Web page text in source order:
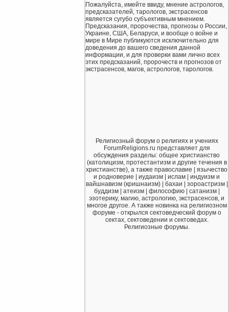
Пожалуйста, имейте ввиду, мнение астрологов,
предсказателей, тарологов, экстрасенсов
является сугубо субъективным мнением.
Предсказания, пророчества, прогнозы о России,
Украине, США, Беларуси, и вообще о войне и
мире в Мире публикуются исключительно для
доведения до вашего сведения данной
информации, и для проверки вами лично всех
этих предсказаний, пророчеств и прогнозов от
экстрасенсов, магов, астрологов, тарологов.
Религиозный форум о религиях и учениях
ForumReligions.ru представляет для
обсуждения разделы: общее христианство
(католицизм, протестантизм и другие течения в
христианстве), а также православие | язычество
и родноверие | иудаизм | ислам | индуизм и
вайшнавизм (кришнаизм) | бахаи | зороастризм |
буддизм | атеизм | философию | сатанизм |
эзотерику, магию, астрологию, экстрасенсов, и
многое другое. А также новинка на религиозном
форуме - открылся сектоведческий форум о
сектах, сектоведении и сектоведах.
Религиозные форумы.